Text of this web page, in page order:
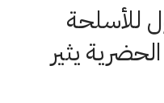
للأسلحة
يثير